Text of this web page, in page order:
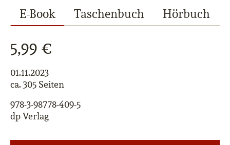
E-Book Taschenbuch Hörbuch
5,99 €
01.11.2023
ca. 305 Seiten
978-3-98778-409-5
dp Verlag